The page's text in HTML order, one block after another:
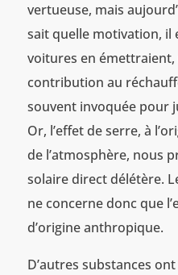
vertueuse, mais
sait quelle motivation, il
voitures en émettraient,
contribution au
souvent invoquée pour
Or, l’effet de serre, à
de l’atmosphère, nous
solaire direct délétère.
ne concerne donc que
d’origine anthropique.
D’autres substances